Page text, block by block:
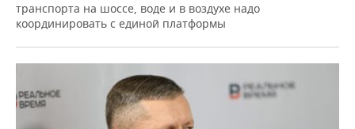
транспорта на шоссе, воде и в воздухе надо
координировать с единой платформы